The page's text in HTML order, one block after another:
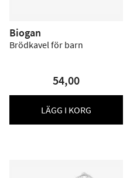
Biogan
Brödkavel för barn
54,00
LÄGG I KORG